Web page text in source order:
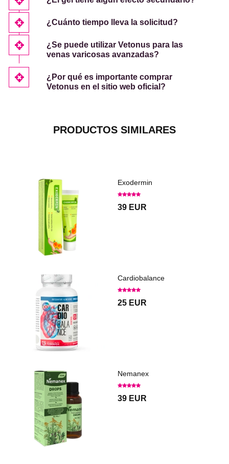
¿Cuánto tiempo lleva la solicitud?
¿Se puede utilizar Vetonus para las
venas varicosas avanzadas?
¿Por qué es importante comprar
Vetonus en el sitio web oficial?
PRODUCTOS SIMILARES
Exodermin
39 EUR
Cardiobalance
25 EUR
Nemanex
39 EUR